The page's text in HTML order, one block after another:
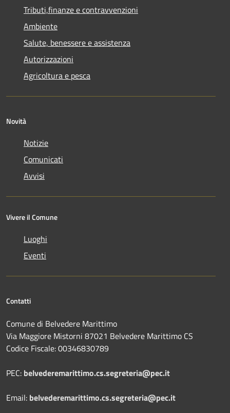
Tributi,finanze e contravvenzioni
Ambiente
Salute, benessere e assistenza
Autorizzazioni
Agricoltura e pesca
Novità
Notizie
Comunicati
Avvisi
Vivere il Comune
Luoghi
Eventi
Contatti
Comune di Belvedere Marittimo
Via Maggiore Mistorni 87021 Belvedere Marittimo CS
Codice Fiscale: 00346830789
PEC: belvederemarittimo.cs.segreteria@pec.it
Email: belvederemarittimo.cs.segreteria@pec.it